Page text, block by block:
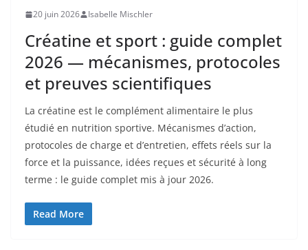
20 juin 2026 Isabelle Mischler
Créatine et sport : guide complet
2026 — mécanismes, protocoles
et preuves scientifiques
La créatine est le complément alimentaire le plus
étudié en nutrition sportive. Mécanismes d’action,
protocoles de charge et d’entretien, effets réels sur la
force et la puissance, idées reçues et sécurité à long
terme : le guide complet mis à jour 2026.
Read More